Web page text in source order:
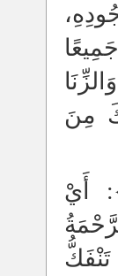
مِنَ
أَيْ